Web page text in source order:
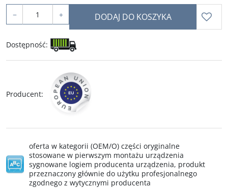
− + DODAJ DO KOSZYKA
Dostępność:
Producent:
oferta w kategorii (OEM/O) części oryginalne
stosowane w pierwszym montażu urządzenia
sygnowane logiem producenta urządzenia, produkt
przeznaczony głównie do użytku profesjonalnego
zgodnego z wytycznymi producenta